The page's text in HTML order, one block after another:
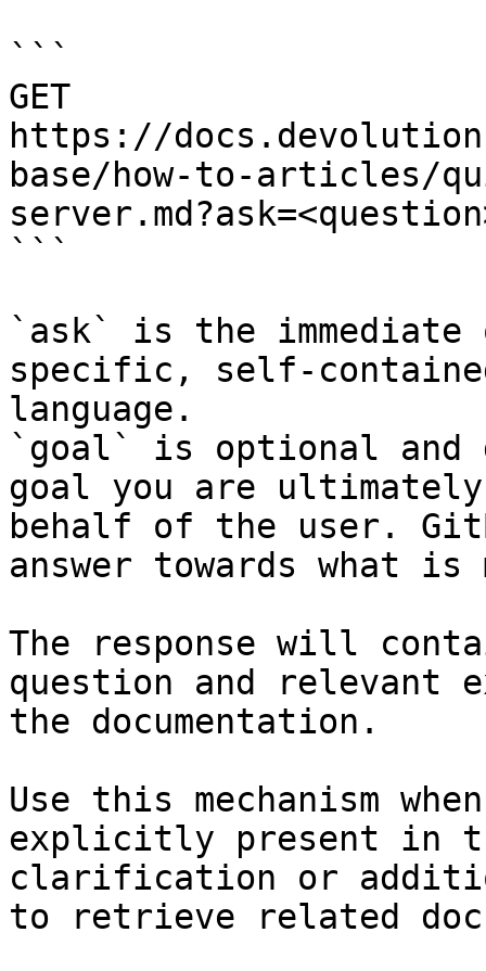
```
GET
https://
base/how-to-articles/
```
`ask` is the
specific, self-
language.
`goal` is optional and
goal you are
behalf of the user.
answer towards what
The response will
question and relevant
the documentation.
Use this mechanism
explicitly present in
clarification or